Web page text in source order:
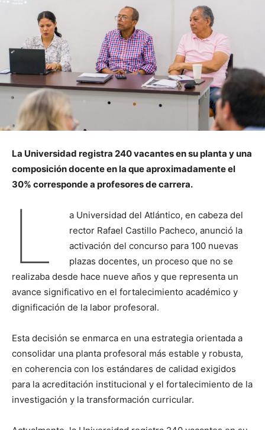
La Universidad registra 240 vacantes en su planta y una
composición docente en la que aproximadamente el
30% corresponde a profesores de carrera.
L
a Universidad del Atlántico, en cabeza del
rector Rafael Castillo Pacheco, anunció la
activación del concurso para 100 nuevas
plazas docentes, un proceso que no se
realizaba desde hace nueve años y que representa un
avance significativo en el fortalecimiento académico y
dignificación de la labor profesoral.
Esta decisión se enmarca en una estrategia orientada a
consolidar una planta profesoral más estable y robusta,
en coherencia con los estándares de calidad exigidos
para la acreditación institucional y el fortalecimiento de la
investigación y la transformación curricular.